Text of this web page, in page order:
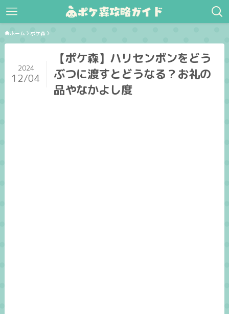
ホーム ポケ森
【ポケ森】ハリセンボンをどう
ぶつに渡すとどうなる？お礼の
品やなかよし度
2024
12/04